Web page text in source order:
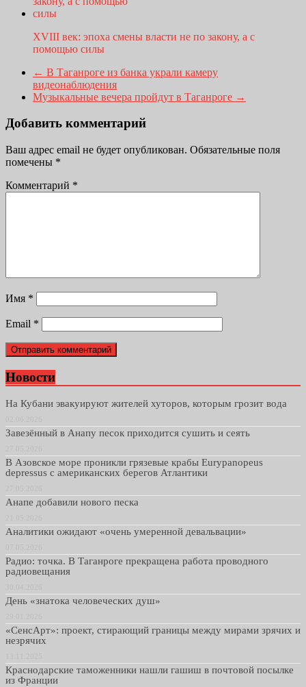
XVIII век: эпоха смены власти не по закону, а с
помощью силы
← В Таганроге из банка украли камеру
видеонаблюдения
Музыкальные вечера пройдут в Таганроге →
Добавить комментарий
Ваш адрес email не будет опубликован. Обязательные поля
помечены *
Комментарий *
Имя *
Email *
Новости
На Кубани эвакуируют жителей хуторов, которым грозит вода
Завезённый в Анапу песок приходится сушить и сеять
В Азовское море проникли грязевые крабы Eurypanopeus
depressus с американских берегов Атлантики
Анапе добавили нового песка
Аналитики ожидают «очень умеренной девальвации»
Радио: точка. В Таганроге прекращена работа проводного
радиовещания
День «знатока человеческих душ»
«СенсАрт»: проект, стирающий границы между мирами зрячих и
незрячих
Краснодарские таможенники нашли гашиш в почтовой посылке
из Франции